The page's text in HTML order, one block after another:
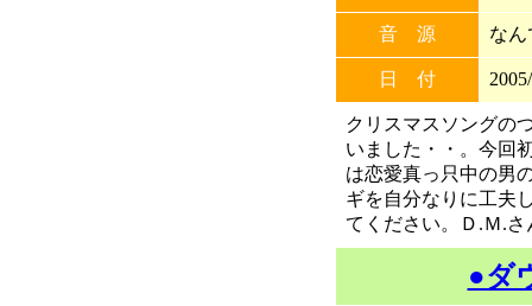
音 源 なん
日 付
クリスマスソングの
いました・・。今回
は恋愛真っ只中の男
ギを自分なりに工夫
てください。Ｄ.Ｍ.
●ダ